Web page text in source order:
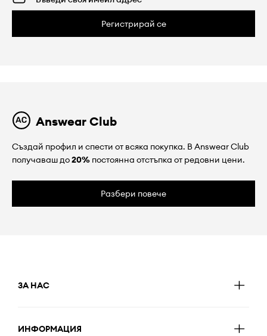
Регистрирай се
Answear Club
Създай профил и спести от всяка покупка. В Answear Club
получаваш до20% постоянна отстъпка от редовни цени.
Разбери повече
ЗА НАС
ИНФОРМАЦИЯ